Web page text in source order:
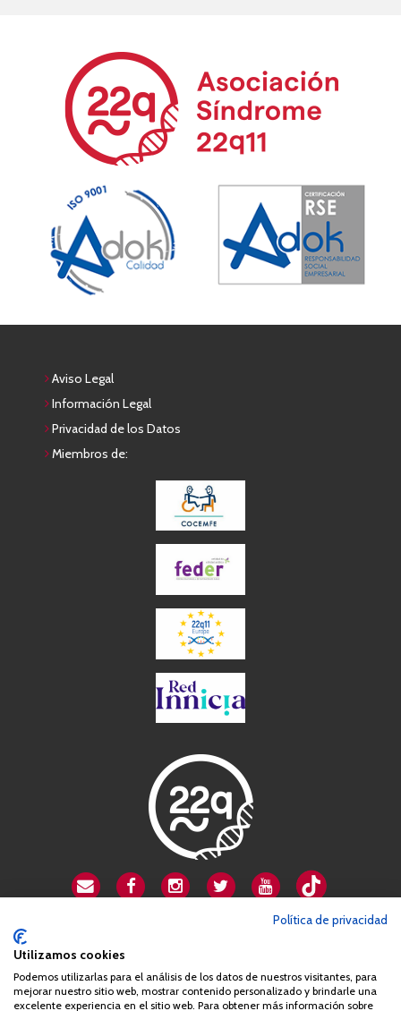
Aviso Legal
Información Legal
Privacidad de los Datos
Miembros de:
+34 663 812 863
Política de privacidad
Utilizamos cookies
Podemos utilizarlas para el análisis de los datos de nuestros visitantes, para
mejorar nuestro sitio web, mostrar contenido personalizado y brindarle una
excelente experiencia en el sitio web. Para obtener más información sobre